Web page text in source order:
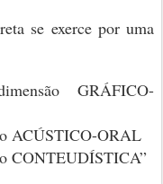
se exerce por uma
GRÁFICO-
ORAL